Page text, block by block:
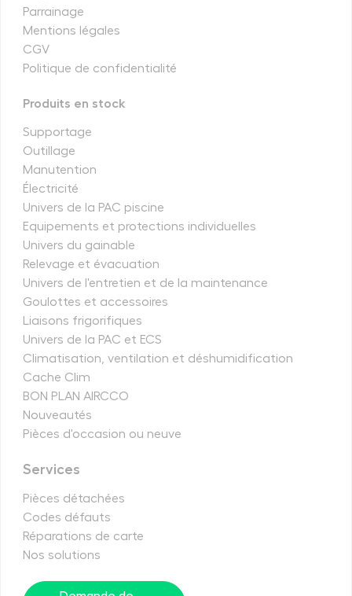
Parrainage
Mentions légales
CGV
Politique de confidentialité
Produits en stock
Supportage
Outillage
Manutention
Électricité
Univers de la PAC piscine
Equipements et protections individuelles
Univers du gainable
Relevage et évacuation
Univers de l'entretien et de la maintenance
Goulottes et accessoires
Liaisons frigorifiques
Univers de la PAC et ECS
Climatisation, ventilation et déshumidification
Cache Clim
BON PLAN AIRCCO
Nouveautés
Pièces d'occasion ou neuve
Services
Pièces détachées
Codes défauts
Réparations de carte
Nos solutions